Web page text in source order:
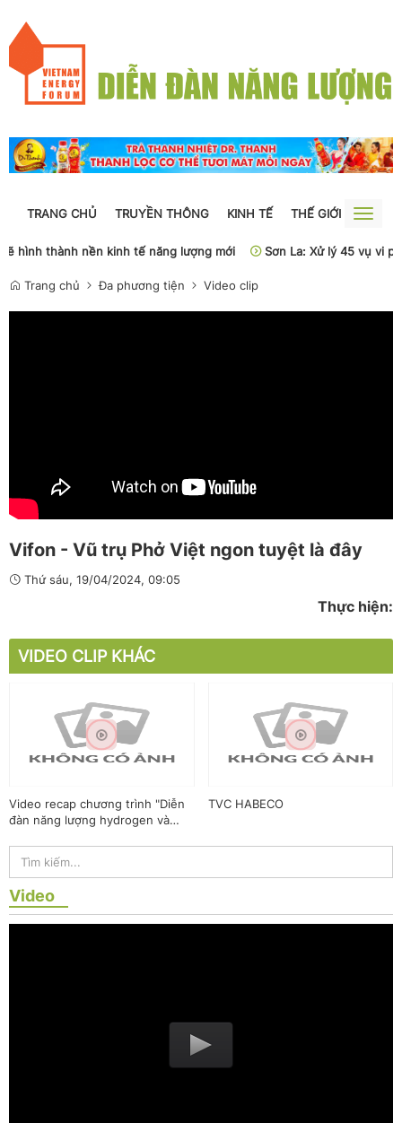
TRANG CHỦ TRUYỀN THÔNG KINH TẾ THẾ GIỚI
Toggle
hình thành nền kinh tế năng lượng mới
Sơn La: Xử lý 45 vụ vi
Trang chủ Đa phương tiện Video clip
Vifon - Vũ trụ Phở Việt ngon tuyệt là đây
Thứ sáu, 19/04/2024, 09:05
Thực hiện:
VIDEO CLIP KHÁC
Video recap chương trình "Diễn
đàn năng lượng hydrogen và
TVC HABECO
Video